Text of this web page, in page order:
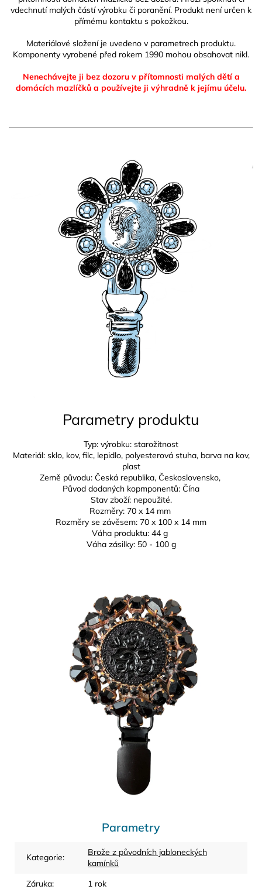
vdechnutí malých částí výrobku či poranění. Produkt není určen k
přímému kontaktu s pokožkou.
Materiálové složení je uvedeno v parametrech produktu.
Komponenty vyrobené před rokem 1990 mohou obsahovat nikl.
Nenechávejte ji bez dozoru v přítomnosti malých dětí a
domácích mazlíčků a používejte ji výhradně k jejímu účelu.
Parametry produktu
Typ: výrobku: starožitnost
Materiál: sklo, kov, filc, lepidlo, polyesterová stuha, barva na kov,
plast
Země původu: Česká republika, Československo,
Původ dodaných kopmponentů: Čína
Stav zboží: nepoužité.
Rozměry: 70 x 14 mm
Rozměry se závěsem: 70 x 100 x 14 mm
Váha produktu: 44 g
Váha zásilky: 50 - 100 g
Parametry
Kategorie:
Brože z původních jabloneckých
kamínků
Záruka: 1 rok